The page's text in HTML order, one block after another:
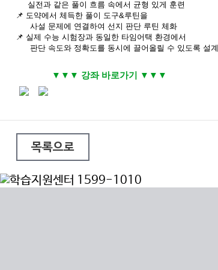
실전과 같은 풀이 흐름 속에서 균형 있게 훈련
📌 도약에서 체득한 풀이 도구&루틴을
사설 문제에 연결하여 선지 판단 루틴 체화
📌 실제 수능 시험장과 동일한 타임어택 환경에서
판단 속도와 정확도를 동시에 끌어올릴 수 있도록 설계
▼ ▼ ▼ 강좌 바로가기 ▼ ▼ ▼
목록으로